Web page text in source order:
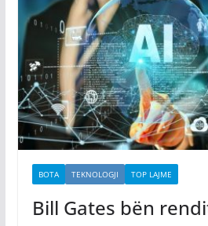
BOTA TEKNOLOGJI TOP LAJME
Bill Gates bën